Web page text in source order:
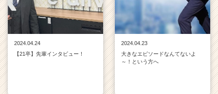
2024.04.24
【21卒】先輩インタビュー！
2024.04.23
大きなエピソードなんてないよ
～！という方へ